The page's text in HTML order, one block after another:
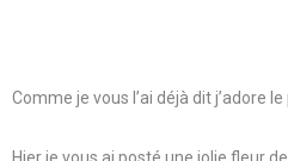
Comme je vous l’ai déjà dit j’adore